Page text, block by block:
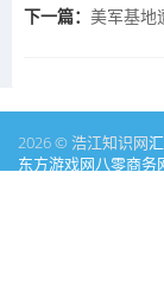
下一篇： 美军基地
2026 © 浩江知识网
东方游戏网八零商务